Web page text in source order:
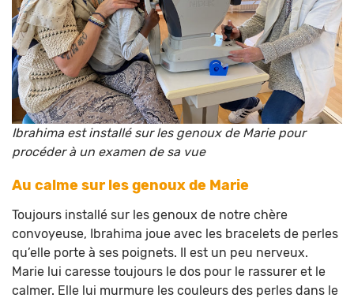
Ibrahima est installé sur les genoux de Marie pour
procéder à un examen de sa vue
Au calme sur les genoux de Marie
Toujours installé sur les genoux de notre chère
convoyeuse, Ibrahima joue avec les bracelets de perles
qu’elle porte à ses poignets. Il est un peu nerveux.
Marie lui caresse toujours le dos pour le rassurer et le
calmer. Elle lui murmure les couleurs des perles dans le